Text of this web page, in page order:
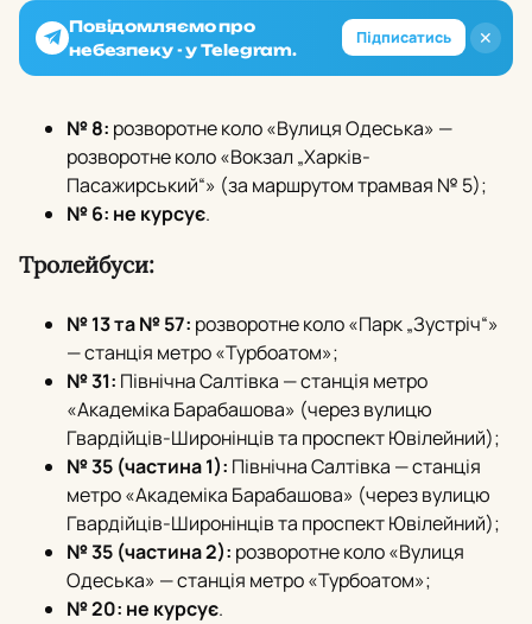
✕
Повідомляємо про
небезпеку - у Telegram.
Підписатись
№ 8: розворотне коло «Вулиця Одеська» —
розворотне коло «Вокзал „Харків-
Пасажирський“» (за маршрутом трамвая № 5);
№ 6: не курсує.
Тролейбуси:
№ 13 та № 57: розворотне коло «Парк „Зустріч“»
— станція метро «Турбоатом»;
№ 31: Північна Салтівка — станція метро
«Академіка Барабашова» (через вулицю
Гвардійців-Широнінців та проспект Ювілейний);
№ 35 (частина 1): Північна Салтівка — станція
метро «Академіка Барабашова» (через вулицю
Гвардійців-Широнінців та проспект Ювілейний);
№ 35 (частина 2): розворотне коло «Вулиця
Одеська» — станція метро «Турбоатом»;
№ 20: не курсує.